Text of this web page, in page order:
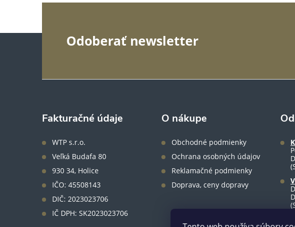
Odoberať newsletter
Fakturačné údaje
WTP s.r.o.
Veľká Budafa 80
930 34, Holice
IČO: 45508143
DIČ: 2023023706
IČ DPH: SK2023023706
O nákupe
Obchodné podmienky
Ochrana osobných údajov
Reklamačné podmienky
Doprava, ceny dopravy